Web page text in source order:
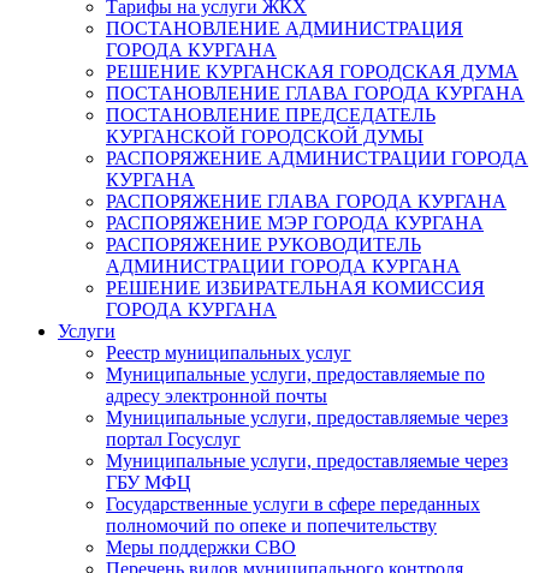
Тарифы на услуги ЖКХ
ПОСТАНОВЛЕНИЕ АДМИНИСТРАЦИЯ
ГОРОДА КУРГАНА
РЕШЕНИЕ КУРГАНСКАЯ ГОРОДСКАЯ ДУМА
ПОСТАНОВЛЕНИЕ ГЛАВА ГОРОДА КУРГАНА
ПОСТАНОВЛЕНИЕ ПРЕДСЕДАТЕЛЬ
КУРГАНСКОЙ ГОРОДСКОЙ ДУМЫ
РАСПОРЯЖЕНИЕ АДМИНИСТРАЦИИ ГОРОДА
КУРГАНА
РАСПОРЯЖЕНИЕ ГЛАВА ГОРОДА КУРГАНА
РАСПОРЯЖЕНИЕ МЭР ГОРОДА КУРГАНА
РАСПОРЯЖЕНИЕ РУКОВОДИТЕЛЬ
АДМИНИСТРАЦИИ ГОРОДА КУРГАНА
РЕШЕНИЕ ИЗБИРАТЕЛЬНАЯ КОМИССИЯ
ГОРОДА КУРГАНА
Услуги
Реестр муниципальных услуг
Муниципальные услуги, предоставляемые по
адресу электронной почты
Муниципальные услуги, предоставляемые через
портал Госуслуг
Муниципальные услуги, предоставляемые через
ГБУ МФЦ
Государственные услуги в сфере переданных
полномочий по опеке и попечительству
Меры поддержки СВО
Перечень видов муниципального контроля